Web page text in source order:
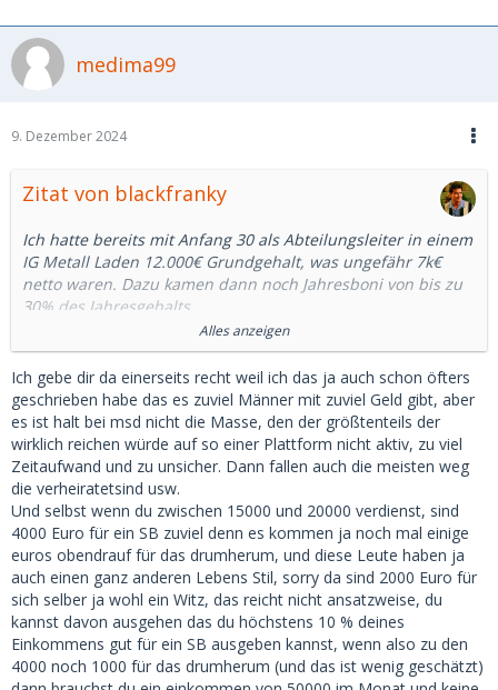
medima99
9. Dezember 2024
Zitat von blackfranky
Ich hatte bereits mit Anfang 30 als Abteilungsleiter in einem
IG Metall Laden 12.000€ Grundgehalt, was ungefähr 7k€
netto waren. Dazu kamen dann noch Jahresboni von bis zu
30% des Jahresgehalts.
Das war zwar ein großes Unternehmen mit 25.000
Mitarbeitern aber auch nicht DAX30 a la Daimler, BMW, VW,
Siemens oder Bosch und schon gar nicht FAANG. Dort sind
die Gehälter nochmal ne ganz andere Liga.
6.000 nach Steuern bei einem Chefarzt.. niemals! - Kein
Chefarzt geht unter 25.000 im Monat nach Hause!
Hier mal ein Beispiel:
https://www.stepstone.de/stell…crl_m_0_0_0_0_0_0&cs=true
Facharzt (kein Oberarzt und schon gar nicht Chefarzt) mit >5
Jahren Berufserfahrung:
15.5 Grundgehalt + 25-100% Zulagen für Schichten + 400 in
Altersvorsorge + Firmenwagen.
Eine F+ von mir, 29, ist Krankenschwester (mit
Alles anzeigen
Ich gebe dir da einerseits recht weil ich das ja auch schon öfters
geschrieben habe das es zuviel Männer mit zuviel Geld gibt, aber
es ist halt bei msd nicht die Masse, den der größtenteils der
wirklich reichen würde auf so einer Plattform nicht aktiv, zu viel
Zeitaufwand und zu unsicher. Dann fallen auch die meisten weg
die verheiratetsind usw.
Und selbst wenn du zwischen 15000 und 20000 verdienst, sind
4000 Euro für ein SB zuviel denn es kommen ja noch mal einige
euros obendrauf für das drumherum, und diese Leute haben ja
auch einen ganz anderen Lebens Stil, sorry da sind 2000 Euro für
sich selber ja wohl ein Witz, das reicht nicht ansatzweise, du
kannst davon ausgehen das du höchstens 10 % deines
Einkommens gut für ein SB ausgeben kannst, wenn also zu den
4000 noch 1000 für das drumherum (und das ist wenig geschätzt)